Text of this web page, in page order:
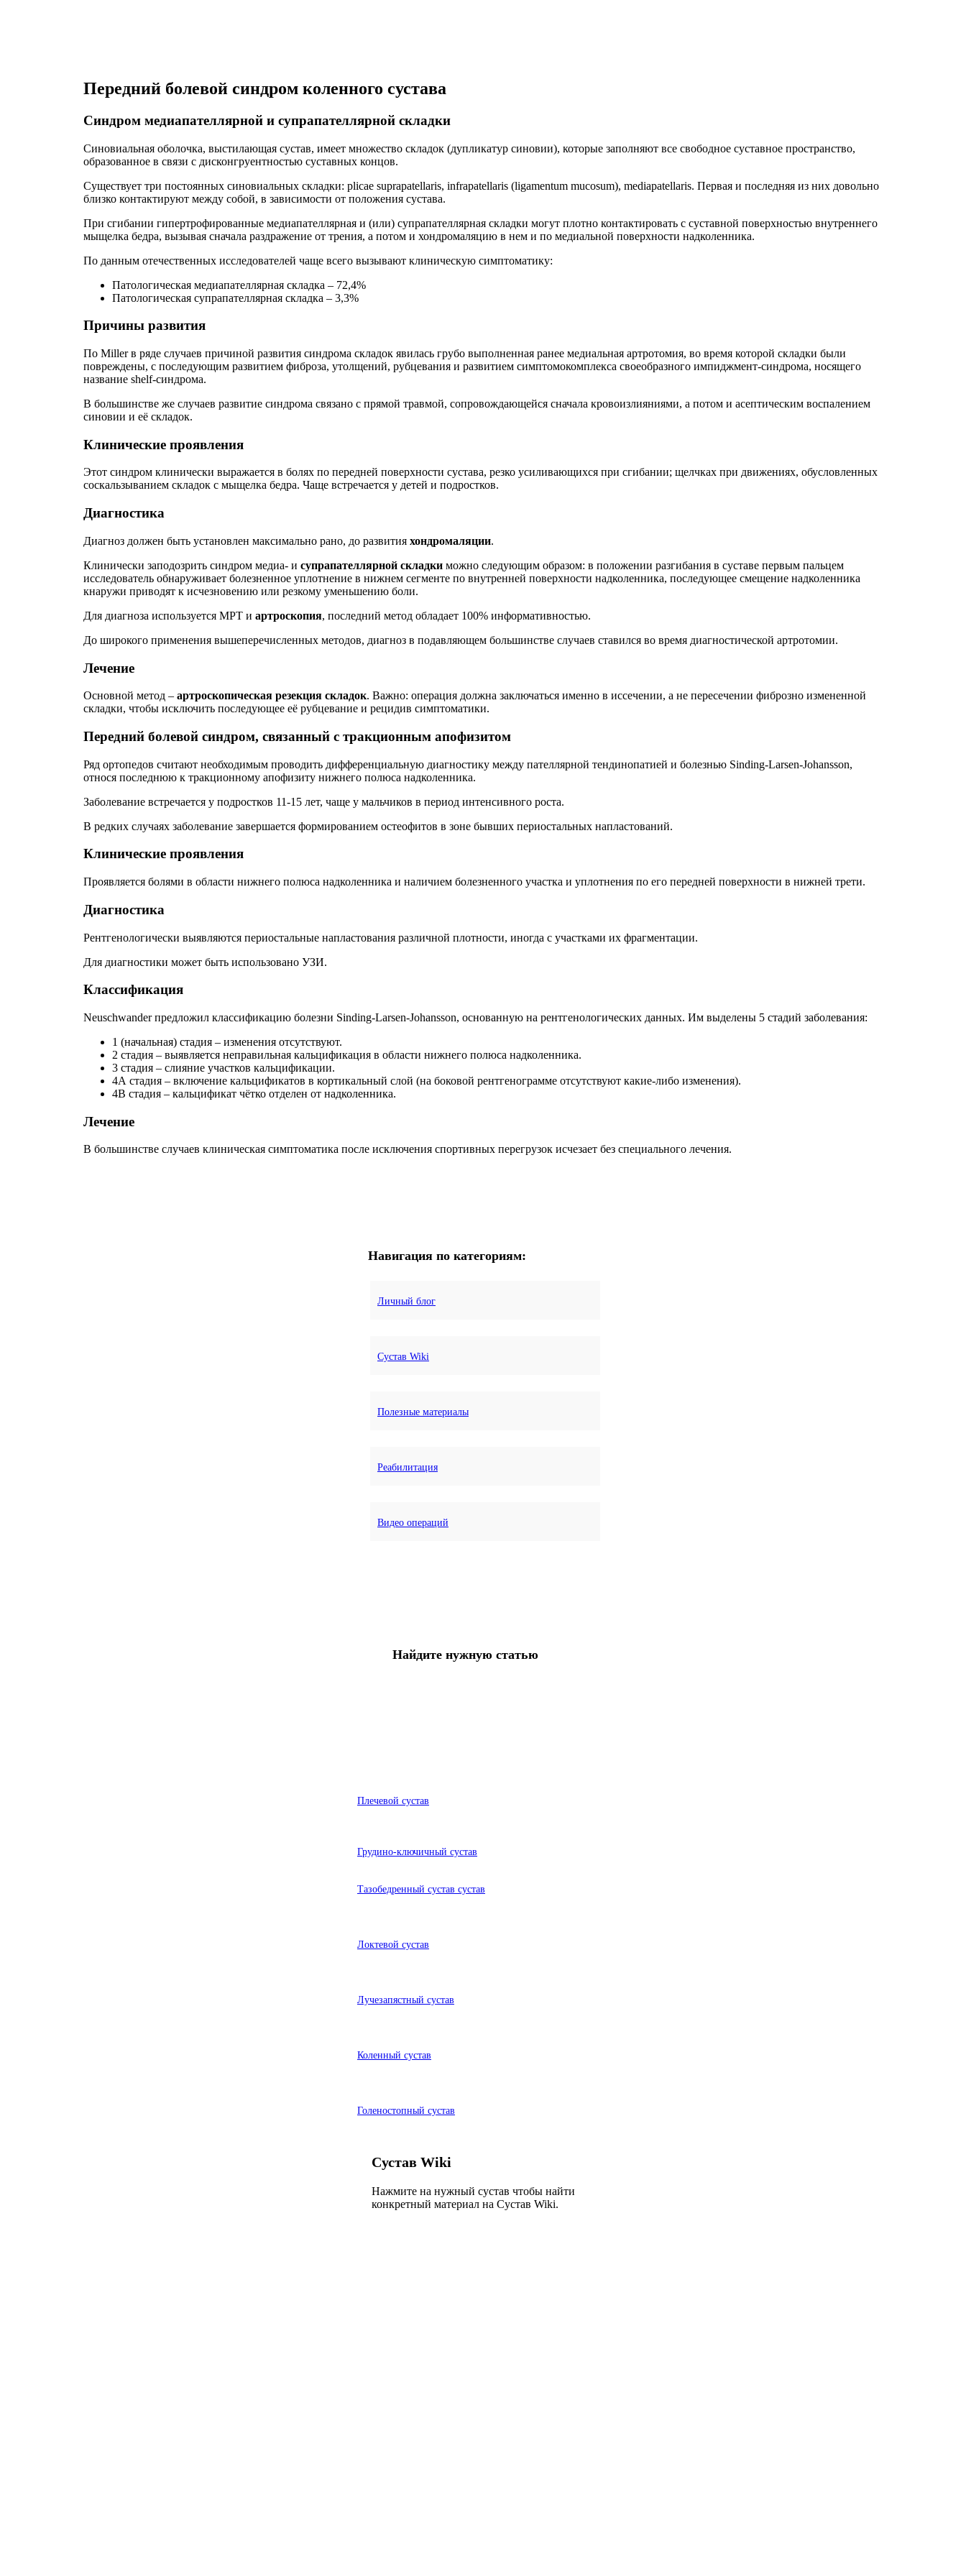
Передний болевой синдром коленного сустава
Синдром медиапателлярной и супрапателлярной складки
Синовиальная оболочка, выстилающая сустав, имеет множество складок (дупликатур синовии), которые заполняют все свободное суставное пространство,
образованное в связи с дисконгруентностью суставных концов.
Существует три постоянных синовиальных складки: plicae suprapatellaris, infrapatellaris (ligamentum mucosum), mediapatellaris. Первая и последняя из них довольно
близко контактируют между собой, в зависимости от положения сустава.
При сгибании гипертрофированные медиапателлярная и (или) супрапателлярная складки могут плотно контактировать с суставной поверхностью внутреннего
мыщелка бедра, вызывая сначала раздражение от трения, а потом и хондромаляцию в нем и по медиальной поверхности надколенника.
По данным отечественных исследователей чаще всего вызывают клиническую симптоматику:
Патологическая медиапателлярная складка – 72,4%
Патологическая супрапателлярная складка – 3,3%
Причины развития
По Miller в ряде случаев причиной развития синдрома складок явилась грубо выполненная ранее медиальная артротомия, во время которой складки были
повреждены, с последующим развитием фиброза, утолщений, рубцевания и развитием симптомокомплекса своеобразного импиджмент-синдрома, носящего
название shelf-синдрома.
В большинстве же случаев развитие синдрома связано с прямой травмой, сопровождающейся сначала кровоизлияниями, а потом и асептическим воспалением
синовии и её складок.
Клинические проявления
Этот синдром клинически выражается в болях по передней поверхности сустава, резко усиливающихся при сгибании; щелчках при движениях, обусловленных
соскальзыванием складок с мыщелка бедра. Чаще встречается у детей и подростков.
Диагностика
Диагноз должен быть установлен максимально рано, до развития хондромаляции.
Клинически заподозрить синдром медиа- и супрапателлярной складкиможно следующим образом: в положении разгибания в суставе первым пальцем
исследователь обнаруживает болезненное уплотнение в нижнем сегменте по внутренней поверхности надколенника, последующее смещение надколенника
кнаружи приводят к исчезновению или резкому уменьшению боли.
Для диагноза используется МРТ и артроскопия, последний метод обладает 100% информативностью.
До широкого применения вышеперечисленных методов, диагноз в подавляющем большинстве случаев ставился во время диагностической артротомии.
Лечение
Основной метод – артроскопическая резекция складок. Важно: операция должна заключаться именно в иссечении, а не пересечении фиброзно измененной
складки, чтобы исключить последующее её рубцевание и рецидив симптоматики.
Передний болевой синдром, связанный с тракционным апофизитом
Ряд ортопедов считают необходимым проводить дифференциальную диагностику между пателлярной тендинопатией и болезнью Sinding-Larsen-Johansson,
относя последнюю к тракционному апофизиту нижнего полюса надколенника.
Заболевание встречается у подростков 11-15 лет, чаще у мальчиков в период интенсивного роста.
В редких случаях заболевание завершается формированием остеофитов в зоне бывших периостальных напластований.
Клинические проявления
Проявляется болями в области нижнего полюса надколенника и наличием болезненного участка и уплотнения по его передней поверхности в нижней трети.
Диагностика
Рентгенологически выявляются периостальные напластования различной плотности, иногда с участками их фрагментации.
Для диагностики может быть использовано УЗИ.
Классификация
Neuschwander предложил классификацию болезни Sinding-Larsen-Johansson, основанную на рентгенологических данных. Им выделены 5 стадий заболевания:
1 (начальная) стадия – изменения отсутствуют.
2 стадия – выявляется неправильная кальцификация в области нижнего полюса надколенника.
3 стадия – слияние участков кальцификации.
4А стадия – включение кальцификатов в кортикальный слой (на боковой рентгенограмме отсутствуют какие-либо изменения).
4В стадия – кальцификат чётко отделен от надколенника.
Лечение
В большинстве случаев клиническая симптоматика после исключения спортивных перегрузок исчезает без специального лечения.
Навигация по категориям:
Личный блог
Сустав Wiki
Полезные материалы
Реабилитация
Видео операций
Найдите нужную статью
Плечевой сустав
Грудино-ключичный сустав
Тазобедренный сустав сустав
Локтевой сустав
Лучезапястный сустав
Коленный сустав
Голеностопный сустав
Сустав Wiki
Нажмите на нужный сустав чтобы найти
конкретный материал на Сустав Wiki.